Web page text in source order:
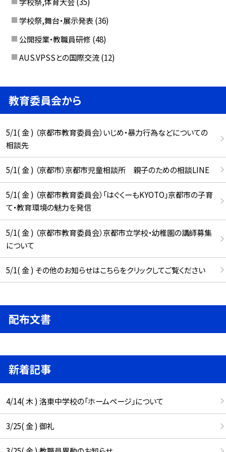
学校祭,舞台・展示発表 (36)
公開授業・教職員研修 (48)
AUS.VPSSとの国際交流 (12)
教育委員会から
5/1( 金 ) （京都市教育委員会）いじめ・暴力行為などについての
相談先
5/1( 金 ) （京都市）京都市児童相談所 親子のための相談LINE
5/1( 金 ) （京都市教育委員会）「はぐくーもKYOTO」京都市の子育
て・教育環境の魅力を発信
5/1( 金 ) （京都市教育委員会）京都市立学校・幼稚園の講師募集
について
5/1( 金 ) その他のお知らせはこちらをクリックしてご覧ください
配布文書
新着記事
4/14( 木 ) 洛東中学校の「ホームページ」について
3/25( 金 ) 御礼